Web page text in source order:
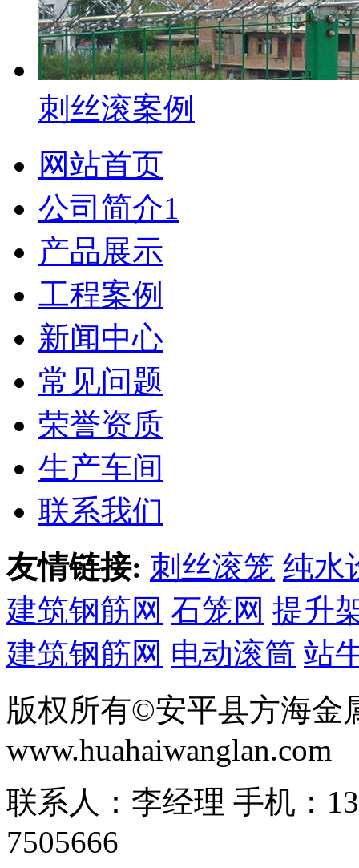
刺丝滚案例
网站首页
公司简介1
产品展示
工程案例
新闻中心
常见问题
荣誉资质
生产车间
联系我们
友情链接: 刺丝滚笼 纯水
建筑钢筋网 石笼网 提升
建筑钢筋网 电动滚筒 站
版权所有©安平县方海金
www.huahaiwanglan.com
联系人：李经理 手机：
7505666